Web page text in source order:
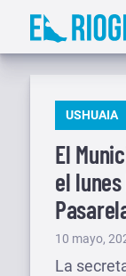
Saltar
PUBLICADO
USHUAIA
El
el
Publicado
el
10 mayo,
La